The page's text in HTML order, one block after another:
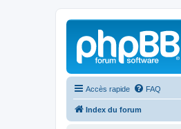
Accès rapide FAQ
Index du forum